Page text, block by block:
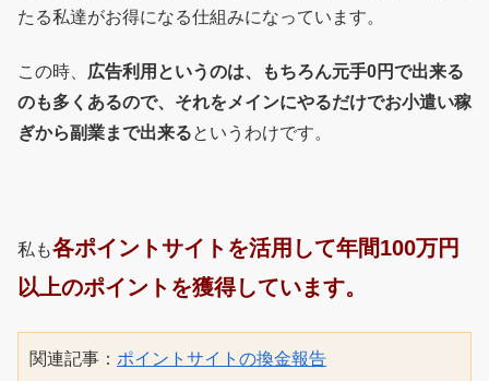
たる私達がお得になる仕組みになっています。
この時、 広告利用というのは、もちろん元手0円で出来る
のも多くあるので、それをメインにやるだけでお小遣い稼
ぎから副業まで出来るというわけです。
私も各ポイントサイトを活用して年間100万円
以上のポイントを獲得しています。
関連記事： ポイントサイトの換金報告